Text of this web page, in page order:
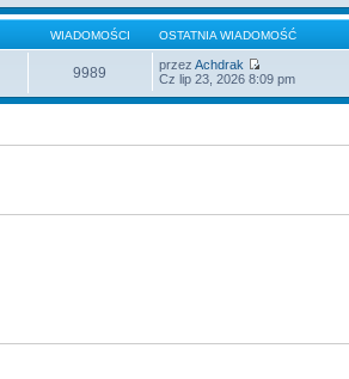
WIADOMOŚCI OSTATNIA WIADOMOŚĆ
9989 przezAchdrak
Cz lip 23, 2026 8:09 pm